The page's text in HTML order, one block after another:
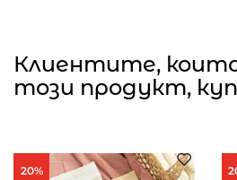
Клиентите,
този продукт,
20%